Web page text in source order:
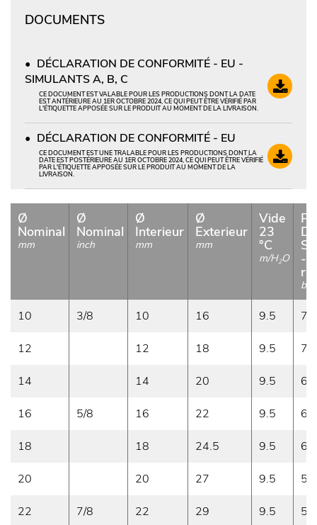
DOCUMENTS
DÉCLARATION DE CONFORMITÉ - EU -
SIMULANTS A, B, C
CE DOCUMENT EST VALABLE POUR LES PRODUCTIONS DONT LA DATE
EST ANTÉRIEURE AU 1ER OCTOBRE 2024, CE QUI PEUT ÊTRE VÉRIFIÉ PAR
L'ÉTIQUETTE APPOSÉE SUR LE PRODUIT AU MOMENT DE LA LIVRAISON.
DÉCLARATION DE CONFORMITÉ - EU
CE DOCUMENT EST UNE TRALABLE POUR LES PRODUCTIONS DONT LA
DATE EST POSTÉRIEURE AU 1ER OCTOBRE 2024, CE QUI PEUT ÊTRE VÉRIFIÉ
PAR L'ÉTIQUETTE APPOSÉE SUR LE PRODUIT AU MOMENT DE LA
LIVRAISON.
Ø
Nominal
mm
Ø
Nominal
inch
Ø
Interieur
mm
Ø
Exterieur
mm
Vide
23
°C
m/H2O
De
-
bar
10 3/8 10 16 9.5 7
12 12 18 9.5 7
14 14 20 9.5 6
16 5/8 16 22 9.5 6
18 18 24.5 9.5 6
20 20 27 9.5 5
22 7/8 22 29 9.5 5